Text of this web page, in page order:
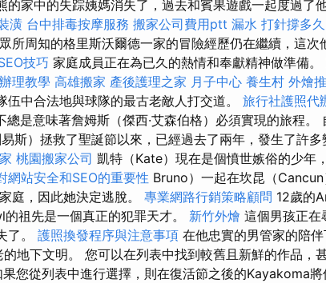
的家中的失踪姨媽消失了，過去和賓果遊戲一起度過了
潢 台中排毒按摩服務 搬家公司費用ptt 漏水 打針撐多久
所周知的格里斯沃爾德一家的冒險經歷仍在繼續，這次
技巧 家庭成員正在為已久的熱情和奉獻精神做準備。
理教學 高雄搬家 產後護理之家 月子中心 養生村 外燴
中合法地與球隊的最古老敵人打交道。 旅行社護照代
總是意味著詹姆斯（傑西·艾森伯格）必須實現的旅程。
斯）拯救了聖誕節以來，已經過去了兩年，發生了許多
桃園搬家公司 凱特（Kate）現在是個憤世嫉俗的少年
網站安全和SEO的重要性 Bruno）一起在坎昆（Cancun
庭，因此她決定逃脫。 專業網路行銷策略顧問 12歲的
的祖先是一個真正的犯罪天才。 新竹外燴 這個男孩正在
了。 護照換發程序與注意事項 在他忠實的男管家的陪
的地下文明。 您可以在列表中找到較舊且新鮮的作品，
果您從列表中進行選擇，則在復活節之後的Kayakoma